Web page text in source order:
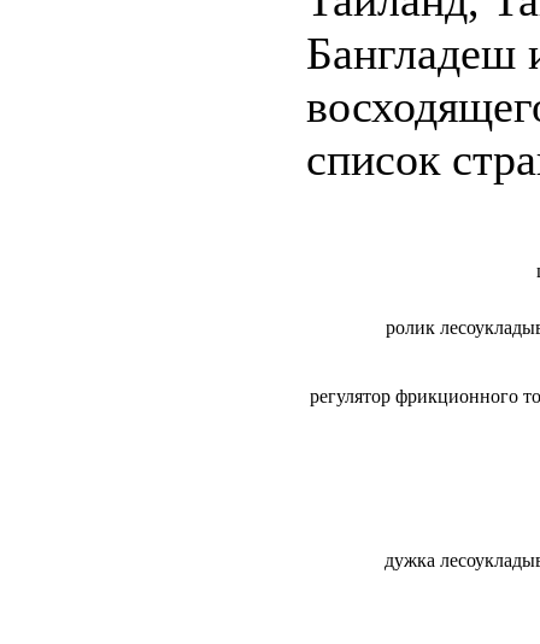
Бангладеш
список
ролик
регулятор фрикционного
дужка